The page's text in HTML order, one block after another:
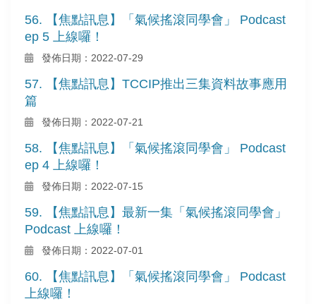
56. 【焦點訊息】「氣候搖滾同學會」 Podcast
ep 5 上線囉！
發佈日期：2022-07-29
57. 【焦點訊息】TCCIP推出三集資料故事應用
篇
發佈日期：2022-07-21
58. 【焦點訊息】「氣候搖滾同學會」 Podcast
ep 4 上線囉！
發佈日期：2022-07-15
59. 【焦點訊息】最新一集「氣候搖滾同學會」
Podcast 上線囉！
發佈日期：2022-07-01
60. 【焦點訊息】「氣候搖滾同學會」 Podcast
上線囉！